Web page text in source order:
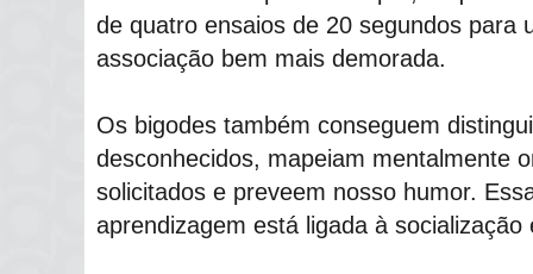
de quatro ensaios de 20 segundos para
associação bem mais demorada.
Os bigodes também conseguem
desconhecidos, mapeiam mentalmente
solicitados e preveem nosso humor.
aprendizagem está ligada à